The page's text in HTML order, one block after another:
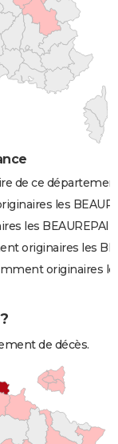
de ce
les
les
originaires les
originaires
de décès.